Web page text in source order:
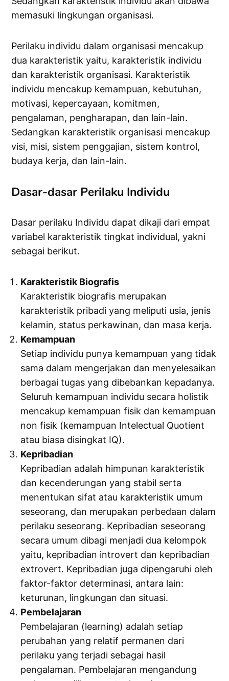
memasuki lingkungan organisasi.
Perilaku individu dalam organisasi mencakup
dua karakteristik yaitu, karakteristik individu
dan karakteristik organisasi. Karakteristik
individu mencakup kemampuan, kebutuhan,
motivasi, kepercayaan, komitmen,
pengalaman, pengharapan, dan lain-lain.
Sedangkan karakteristik organisasi mencakup
visi, misi, sistem penggajian, sistem kontrol,
budaya kerja, dan lain-lain.
Dasar-dasar Perilaku Individu
Dasar perilaku Individu dapat dikaji dari empat
variabel karakteristik tingkat individual, yakni
sebagai berikut.
Karakteristik Biografis
Karakteristik biografis merupakan
karakteristik pribadi yang meliputi usia, jenis
kelamin, status perkawinan, dan masa kerja.
Kemampuan
Setiap individu punya kemampuan yang tidak
sama dalam mengerjakan dan menyelesaikan
berbagai tugas yang dibebankan kepadanya.
Seluruh kemampuan individu secara holistik
mencakup kemampuan fisik dan kemampuan
non fisik (kemampuan Intelectual Quotient
atau biasa disingkat IQ).
Kepribadian
Kepribadian adalah himpunan karakteristik
dan kecenderungan yang stabil serta
menentukan sifat atau karakteristik umum
seseorang, dan merupakan perbedaan dalam
perilaku seseorang. Kepribadian seseorang
secara umum dibagi menjadi dua kelompok
yaitu, kepribadian introvert dan kepribadian
extrovert. Kepribadian juga dipengaruhi oleh
faktor-faktor determinasi, antara lain:
keturunan, lingkungan dan situasi.
Pembelajaran
Pembelajaran (learning) adalah setiap
perubahan yang relatif permanen dari
perilaku yang terjadi sebagai hasil
pengalaman. Pembelajaran mengandung